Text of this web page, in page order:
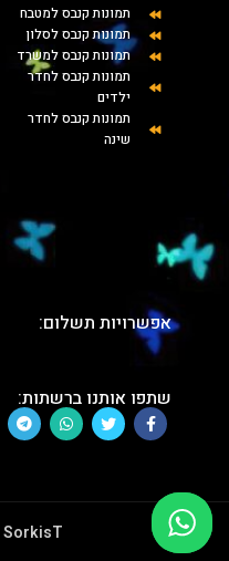
תמונות קנבס למטבח
תמונות קנבס לסלון
תמונות קנבס למשרד
תמונות קנבס לחדר
ילדים
תמונות קנבס לחדר
שינה
אפשרויות תשלום:
שתפו אותנו ברשתות:
SorkisT